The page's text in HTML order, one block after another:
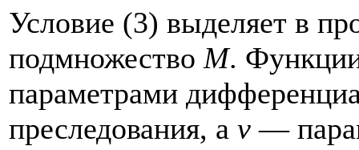
Условие (3) выделяет в
подмножество M.
параметрами
преследования, а v—